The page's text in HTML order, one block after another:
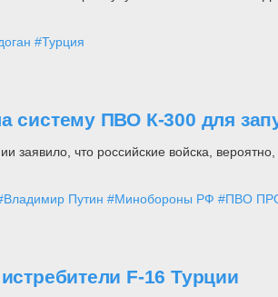
#Турция
систему ПВО К-300 для
заявило, что российские войска,
Путин #Минобороны РФ #ПВО
F-16 Турции